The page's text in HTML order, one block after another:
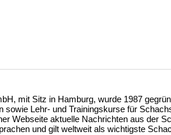
mit Sitz in Hamburg, wurde 1987
sowie Lehr- und Trainingskurse für
Webseite aktuelle Nachrichten aus der
und gilt weltweit als wichtigste